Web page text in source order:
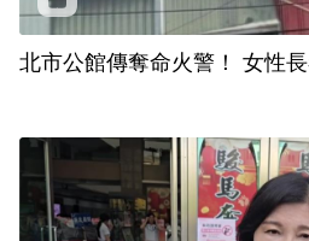
北市公館傳奪命火警！ 女性